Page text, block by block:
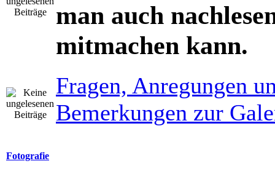
man auch
mitmachen kann.
Fragen, Anregungen
Bemerkungen zur
Fotografie